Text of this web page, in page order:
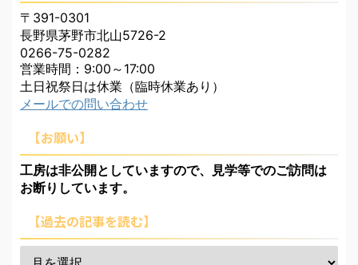
〒391-0301
長野県茅野市北山5726-2
0266-75-0282
営業時間：9:00～17:00
土日祝祭日は休業（臨時休業あり）
メールでの問い合わせ
【お願い】
工房は非公開としていますので、見学等でのご訪問は
お断りしています。
【過去の記事を読む】